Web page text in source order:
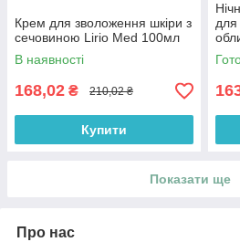
Крем для зволоження шкіри з
сечовиною Lirio Med 100мл
В наявності
168,02 ₴ 210,02 ₴
Купити
для
Показати ще
Про нас